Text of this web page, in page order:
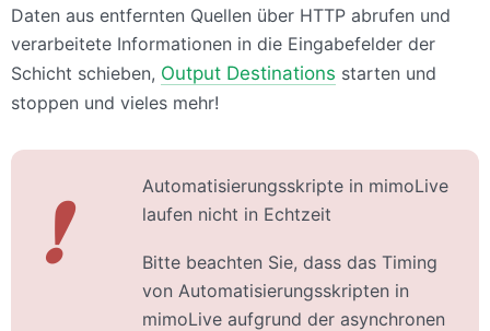
Daten aus entfernten Quellen über HTTP abrufen und
verarbeitete Informationen in die Eingabefelder der
Schicht schieben, Output Destinations starten und
stoppen und vieles mehr!
❗
Automatisierungsskripte in mimoLive
laufen nicht in Echtzeit
Bitte beachten Sie, dass das Timing
von Automatisierungsskripten in
mimoLive aufgrund der asynchronen